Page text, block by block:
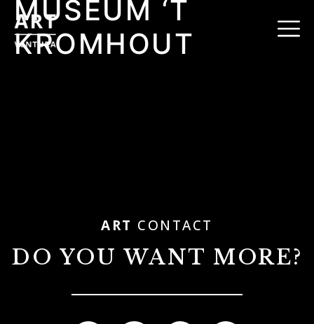
MUSEUM ‘T
KROMHOUT
ART CONTACT
DO YOU WANT MORE?